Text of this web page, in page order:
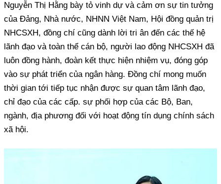
Nguyễn Thị Hằng bày tỏ vinh dự và cảm ơn sự tin tưởng
của Đảng, Nhà nước, NHNN Việt Nam, Hội đồng quản trị
NHCSXH, đồng chí cũng dành lời tri ân đến các thế hệ
lãnh đạo và toàn thể cán bộ, người lao động NHCSXH đã
luôn đồng hành, đoàn kết thực hiện nhiệm vụ, đóng góp
vào sự phát triển của ngân hàng. Đồng chí mong muốn
thời gian tới tiếp tục nhận được sự quan tâm lãnh đạo,
chỉ đạo của các cấp. sự phối hợp của các Bộ, Ban,
ngành, địa phương đối với hoạt động tín dụng chính sách
xã hội.